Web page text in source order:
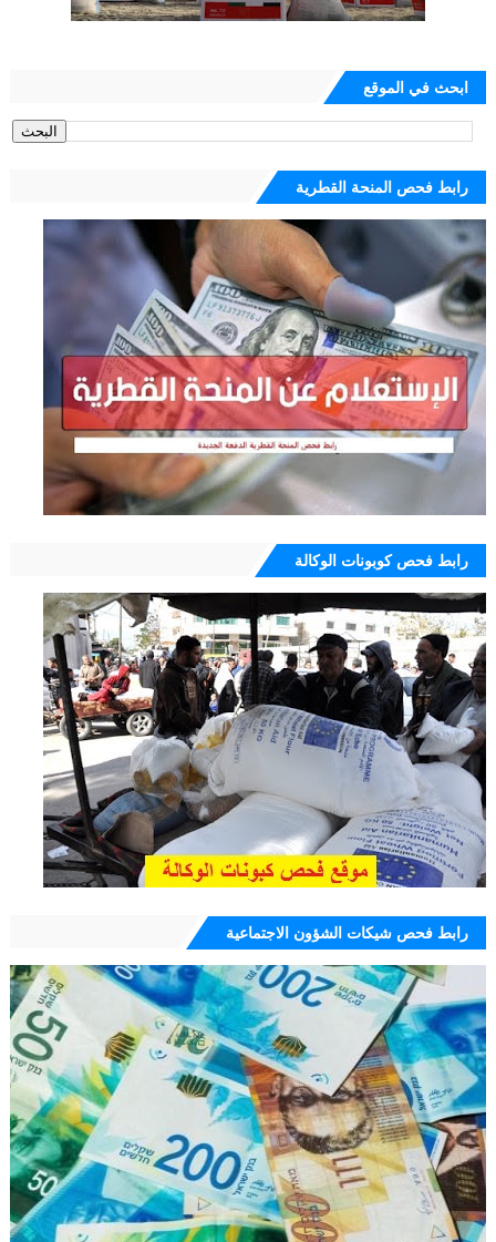
ابحث في الموقع
رابط فحص المنحة القطرية
رابط فحص كوبونات الوكالة
رابط فحص شيكات الشؤون الاجتماعية